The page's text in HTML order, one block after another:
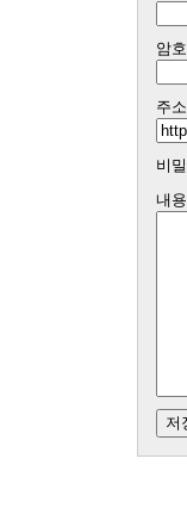
암호
주소
비밀
내용